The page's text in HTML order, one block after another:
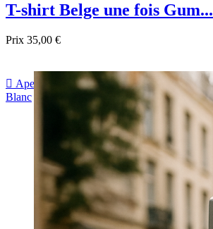
T-shirt Belge une fois Gum...
Prix 35,00 €
 Aperçu rapide
Blanc
Bordeau Bleu foncé sapin